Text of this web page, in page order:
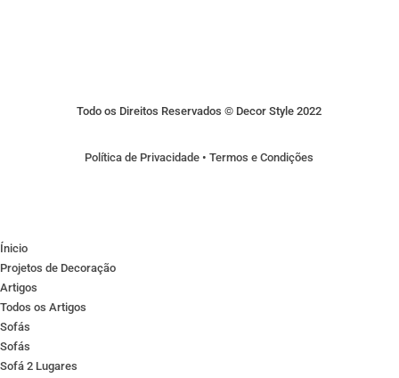
Todo os Direitos Reservados © Decor Style 2022
Política de Privacidade •Termos e Condições
Ínicio
Projetos de Decoração
Artigos
Todos os Artigos
Sofás
Sofás
Sofá 2 Lugares